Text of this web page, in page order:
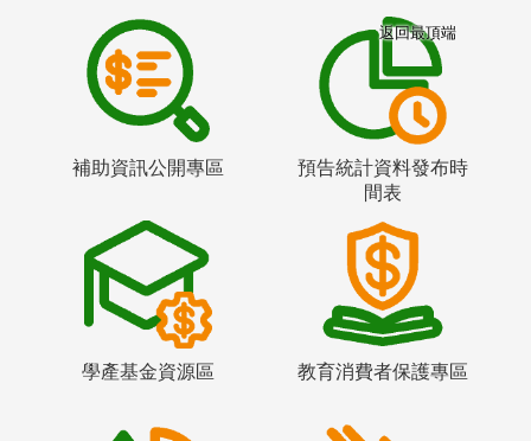
補助資訊公開專區
預告統計資料發布時
間表
學產基金資源區 教育消費者保護專區
返回最頂端